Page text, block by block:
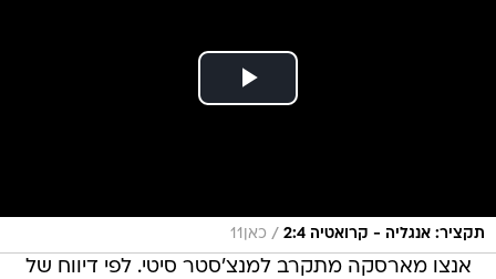
תקציר: אנגליה - קרואטיה 2:4 / כאן11
אנצו מארסקה מתקרב למנצ'סטר סיטי. לפי דיווח של